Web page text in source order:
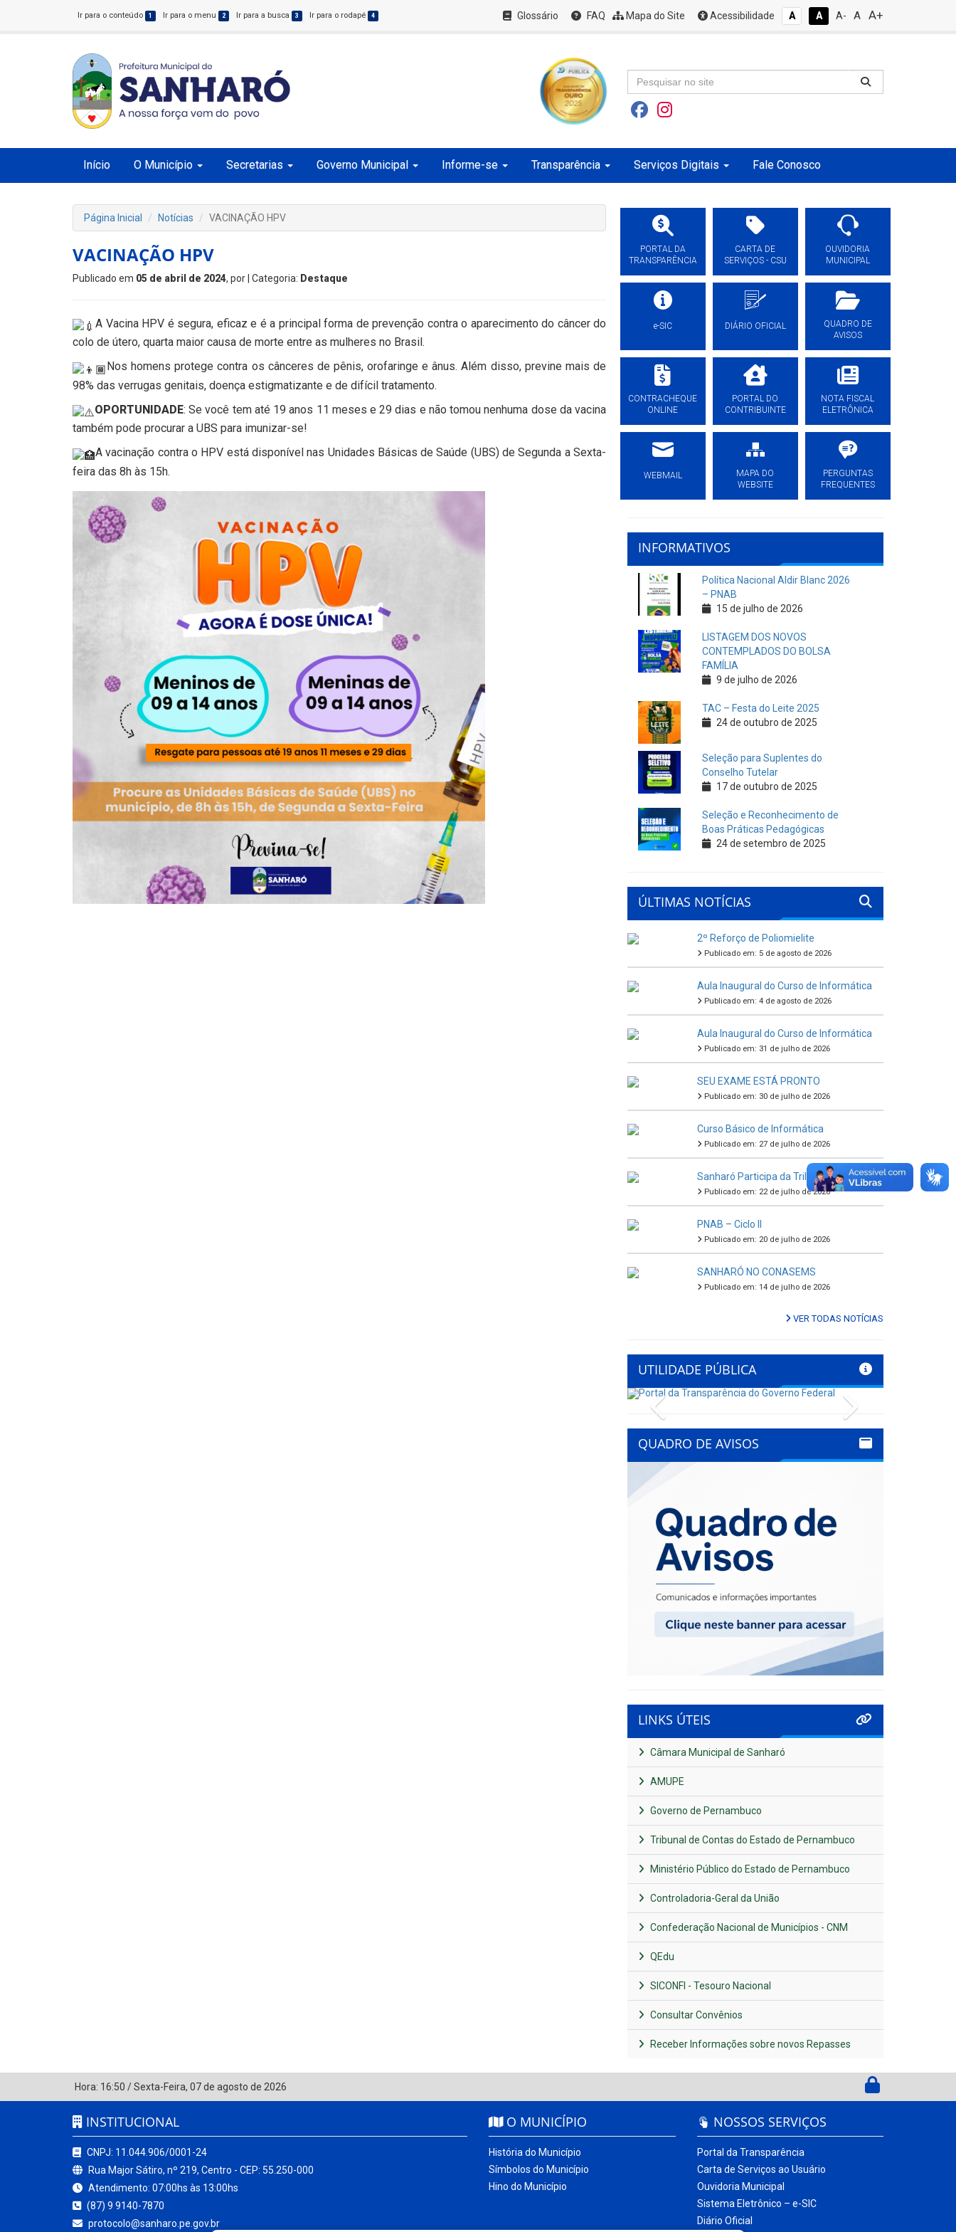
Ir para o conteúdo 1 Ir para o menu 2 Ir para a busca 3 Ir para o rodapé 4 Glossário FAQ Mapa do Site Acessibilidade A A A- A A+
Início O Município Secretarias Governo Municipal Informe-se Transparência Serviços Digitais Fale Conosco
Página Inicial Notícias VACINAÇÃO HPV
VACINAÇÃO HPV
Publicado em 05 de abril de 2024, por | Categoria: Destaque
A Vacina HPV é segura, eficaz e é a principal forma de prevenção contra o aparecimento do câncer do
colo de útero, quarta maior causa de morte entre as mulheres no Brasil.
Nos homens protege contra os cânceres de pênis, orofaringe e ânus. Além disso, previne mais de
98% das verrugas genitais, doença estigmatizante e de difícil tratamento.
OPORTUNIDADE: Se você tem até 19 anos 11 meses e 29 dias e não tomou nenhuma dose da vacina
também pode procurar a UBS para imunizar-se!
A vacinação contra o HPV está disponível nas Unidades Básicas de Saúde (UBS) de Segunda a Sexta-
feira das 8h às 15h.
PORTAL DA
TRANSPARÊNCIA
CARTA DE
SERVIÇOS - CSU
OUVIDORIA
MUNICIPAL
e-SIC DIÁRIO OFICIAL
QUADRO DE
AVISOS
CONTRACHEQUE
ONLINE
PORTAL DO
CONTRIBUINTE
NOTA FISCAL
ELETRÔNICA
WEBMAIL
MAPA DO
WEBSITE
PERGUNTAS
FREQUENTES
INFORMATIVOS
Política Nacional Aldir Blanc 2026
– PNAB
15 de julho de 2026
LISTAGEM DOS NOVOS
CONTEMPLADOS DO BOLSA
FAMÍLIA
9 de julho de 2026
TAC – Festa do Leite 2025
24 de outubro de 2025
Seleção para Suplentes do
Conselho Tutelar
17 de outubro de 2025
Seleção e Reconhecimento de
Boas Práticas Pedagógicas
24 de setembro de 2025
ÚLTIMAS NOTÍCIAS
2º Reforço de Poliomielite
Publicado em: 5 de agosto de 2026
Aula Inaugural do Curso de Informática
Publicado em: 4 de agosto de 2026
Aula Inaugural do Curso de Informática
Publicado em: 31 de julho de 2026
SEU EXAME ESTÁ PRONTO
Publicado em: 30 de julho de 2026
Curso Básico de Informática
Publicado em: 27 de julho de 2026
Sanharó Participa da Trilha da Proteção
Publicado em: 22 de julho de 2026
PNAB – Ciclo II
Publicado em: 20 de julho de 2026
SANHARÓ NO CONASEMS
Publicado em: 14 de julho de 2026
VER TODAS NOTÍCIAS
UTILIDADE PÚBLICA
Previous
QUADRO DE AVISOS
LINKS ÚTEIS
Câmara Municipal de Sanharó
AMUPE
Governo de Pernambuco
Tribunal de Contas do Estado de Pernambuco
Ministério Público do Estado de Pernambuco
Controladoria-Geral da União
Confederação Nacional de Municípios - CNM
QEdu
SICONFI - Tesouro Nacional
Consultar Convênios
Receber Informações sobre novos Repasses
Hora: 16:50 /Sexta-Feira, 07 de agosto de 2026
INSTITUCIONAL
CNPJ: 11.044.906/0001-24
Rua Major Sátiro, nº 219, Centro - CEP: 55.250-000
Atendimento: 07:00hs às 13:00hs
(87) 9 9140-7870
protocolo@sanharo.pe.gov.br
O MUNICÍPIO
História do Município
Símbolos do Município
Hino do Município
NOSSOS SERVIÇOS
Portal da Transparência
Carta de Serviços ao Usuário
Ouvidoria Municipal
Sistema Eletrônico – e-SIC
Diário Oficial